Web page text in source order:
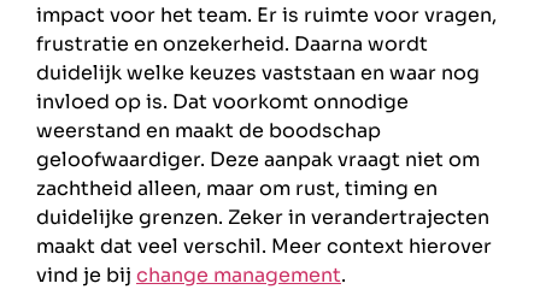
impact voor het team. Er is ruimte voor vragen,
frustratie en onzekerheid. Daarna wordt
duidelijk welke keuzes vaststaan en waar nog
invloed op is. Dat voorkomt onnodige
weerstand en maakt de boodschap
geloofwaardiger. Deze aanpak vraagt niet om
zachtheid alleen, maar om rust, timing en
duidelijke grenzen. Zeker in verandertrajecten
maakt dat veel verschil. Meer context hierover
vind je bij change management.